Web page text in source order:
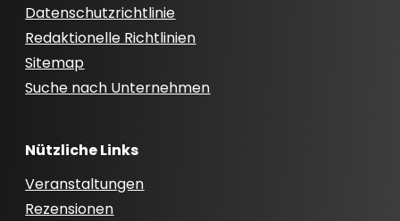
Datenschutzrichtlinie
Redaktionelle Richtlinien
Sitemap
Suche nach Unternehmen
Nützliche Links
Veranstaltungen
Rezensionen